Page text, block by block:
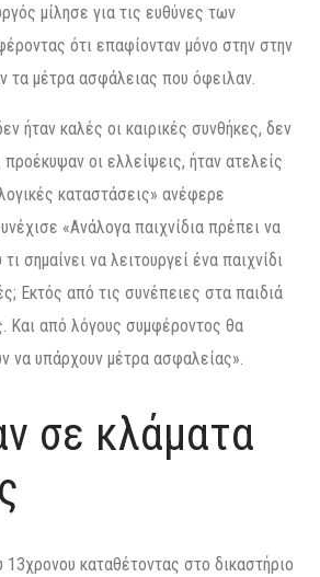
μίλησε για τις ευθύνες των
ότι επαφίονταν μόνο στην στην
τα μέτρα ασφάλειας που όφειλαν.
ήταν καλές οι καιρικές συνθήκες, δεν
οι ελλείψεις, ήταν ατελείς
καταστάσεις» ανέφερε
«Ανάλογα παιχνίδια πρέπει να
σημαίνει να λειτουργεί ένα παιχνίδι
Εκτός από τις συνέπειες στα παιδιά
Και από λόγους συμφέροντος θα
να υπάρχουν μέτρα ασφαλείας».
σε κλάματα
καταθέτοντας στο δικαστήριο